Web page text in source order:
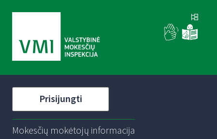
Prisijungti
Mokesčių mokėtojų informacija